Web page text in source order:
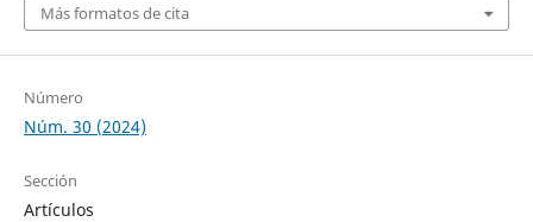
Más formatos de cita
Número
Núm. 30 (2024)
Sección
Artículos